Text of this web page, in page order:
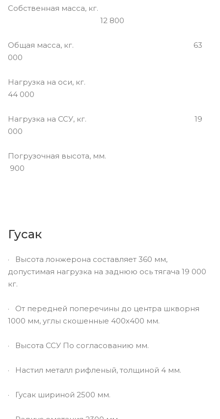
Собственная масса, кг.
12 800
Общая масса, кг. 63
000
Нагрузка на оси, кг.
44 000
Нагрузка на ССУ, кг. 19
000
Погрузочная высота, мм.
900
Гусак
· Высота лонжерона составляет 360 мм,
допустимая нагрузка на заднюю ось тягача 19 000
кг.
· От передней поперечины до центра шкворня
1000 мм, углы скошенные 400х400 мм.
· Высота ССУ По согласованию мм.
· Настил металл рифленый, толщиной 4 мм.
· Гусак шириной 2500 мм.